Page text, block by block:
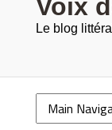
Voix
Le blog